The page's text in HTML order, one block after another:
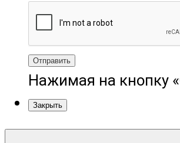
Отправить
Нажимая на кнопку
Закрыть